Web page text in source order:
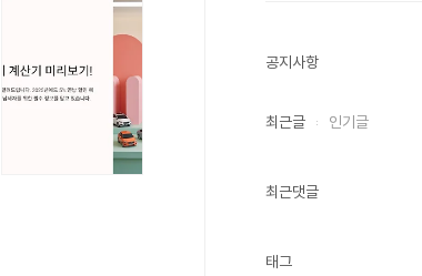
공지사항
최근글 인기글
최근댓글
태그